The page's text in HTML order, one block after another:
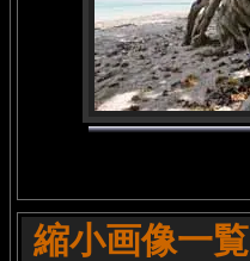
縮小画像一覧